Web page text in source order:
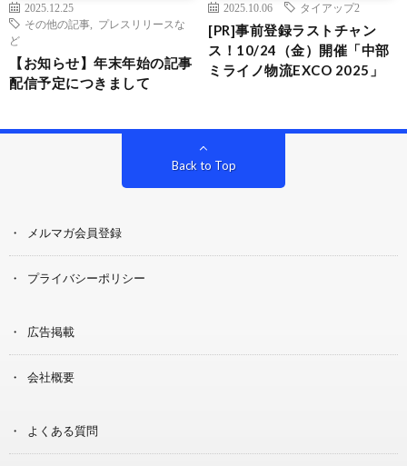
2025.12.25
その他の記事
プレスリリースな
ど
【お知らせ】年末年始の記事
配信予定につきまして
2025.10.06 タイアップ2
[PR]事前登録ラストチャン
ス！10/24（金）開催「中部
ミライノ物流EXCO 2025」
Back to Top
メルマガ会員登録
プライバシーポリシー
広告掲載
会社概要
よくある質問